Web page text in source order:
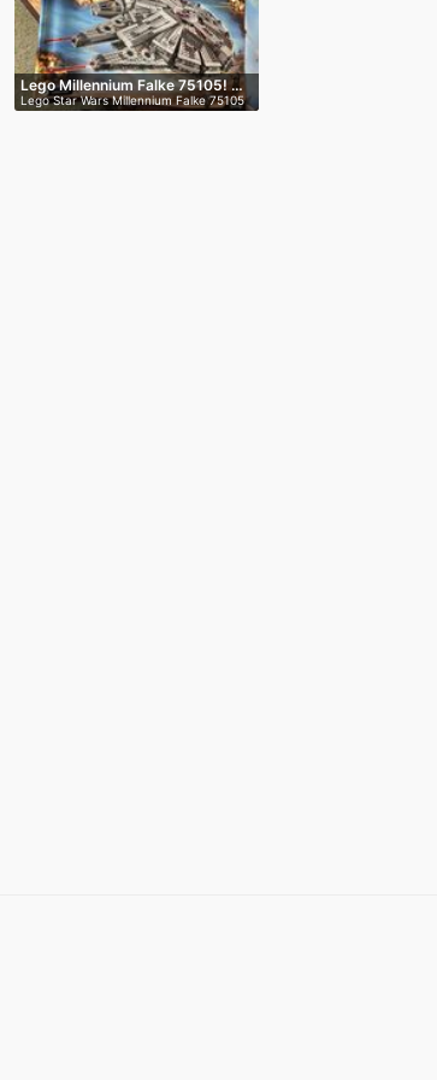
Lego Millennium Falke 75105! …
Lego Star Wars Millennium Falke 75105
…